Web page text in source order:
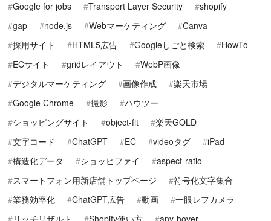
Google for jobs
Transport Layer Security
shopify
gap
node.js Webマーケティング
Canva
採用サイト
HTML5広告 Googleしごと検索
HowTo
ECサイト
gridレイアウト
WebP画像
デジタルマーケティング
画像作成
楽天市場
Google Chrome
撮影
ハウツー
ショッピングサイト
object-fit
楽天GOLD
文字コード
ChatGPT EC videoタグ
iPad
構造化データ
ショッピファイ
aspect-ratio
スマートフォン用新店舗トップページ
符号化文字集合
業務効率化
ChatGPT広告 動画
一眼レフカメラ
リッチリザルト
Shopify使い方
any-hover